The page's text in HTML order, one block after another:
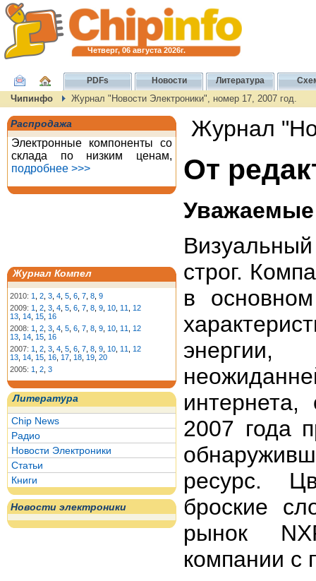
Четверг, 06 августа 2026г.
PDFs Новости Литература
Чипинфо Журнал "Новости Электроники", номер 17, 2007 год.
Распродажа
Электронные компоненты со
склада по низким ценам,
подробнее >>>
Журнал Компел
2010: 1 2 3 4 5 6 7 8 9
2009: 1 2 3 4 5 6 7 8 9 10 11
12
13 14 15 16
2008: 1 2 3 4 5 6 7 8 9 10 11
12
13 14 15 16
2007: 1 2 3 4 5 6 7 8 9 10 11
12
13 14 15 16 17 18 19 20
2005: 1 2 3
Литература
Chip News
Радио
Новости Электроники
Статьи
Книги
Новости электроники
Журнал
От
Уважаемые
строг.
в
энергии,
2007 года
ресурс.
броские
рынок
компании с